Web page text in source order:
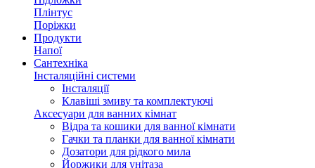
Плінтус
Поріжки
Продукти
Напої
Сантехніка
Інсталяційні системи
Інсталяції
Клавіші змиву та комплектуючі
Аксесуари для ванних кімнат
Відра та кошики для ванної кімнати
Гачки та планки для ванної кімнати
Дозатори для рідкого мила
Йоржики для унітаза